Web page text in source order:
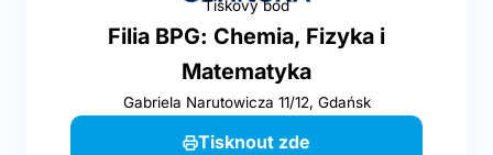
Tiskový bod
Filia BPG: Chemia, Fizyka i
Matematyka
Gabriela Narutowicza 11/12, Gdańsk
Tisknout zde